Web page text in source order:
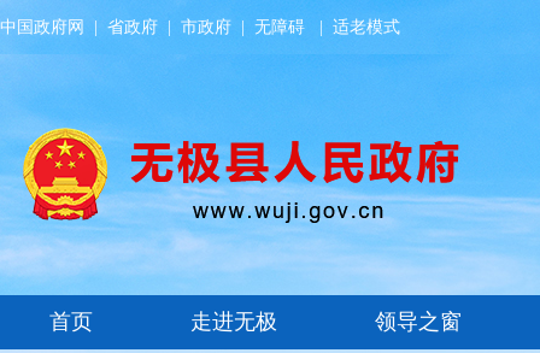
中国政府网 省政府 市政府 无障碍 适老模式